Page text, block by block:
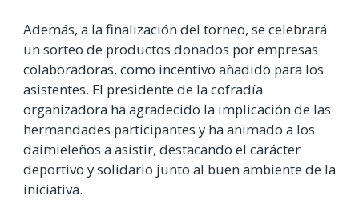
Además, a la finalización del torneo, se celebrará
un sorteo de productos donados por empresas
colaboradoras, como incentivo añadido para los
asistentes. El presidente de la cofradía
organizadora ha agradecido la implicación de las
hermandades participantes y ha animado a los
daimieleños a asistir, destacando el carácter
deportivo y solidario junto al buen ambiente de la
iniciativa.